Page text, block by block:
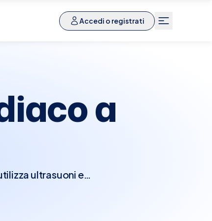
Accedi o registrati
a
ultrasuoni e